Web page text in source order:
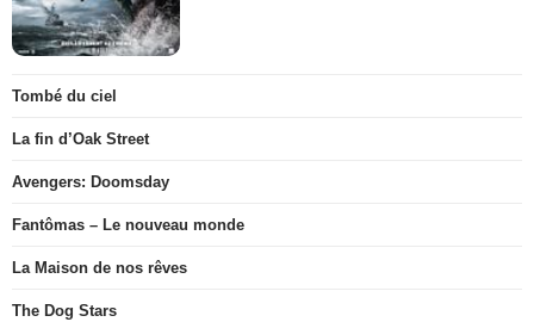
Tombé du ciel
La fin d’Oak Street
Avengers: Doomsday
Fantômas – Le nouveau monde
La Maison de nos rêves
The Dog Stars